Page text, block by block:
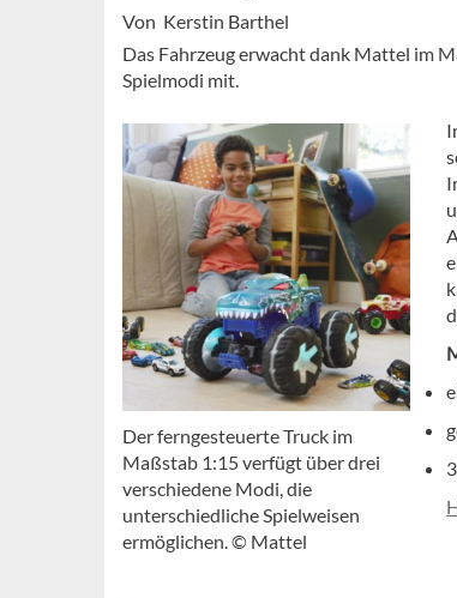
Von Kerstin Barthel
Das Fahrzeug erwacht dank Mattel im
Spielmodi mit.
Der ferngesteuerte Truck im
Maßstab 1:15 verfügt über drei
verschiedene Modi, die
unterschiedliche Spielweisen
ermöglichen. © Mattel